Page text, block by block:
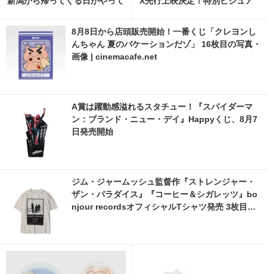
像 | cinemacafe.net
8月8日から店頭販売開始！一番くじ「クレヨンし
んちゃん 夏のバケーションだゾ」 16枚目の写真・
画像 | cinemacafe.net
A賞は躍動感溢れるスタチュー！『スパイダーマ
ン：ブランド・ニュー・デイ』Happyくじ、8月7
日発売開始
ジム・ジャームッシュ監督作『ストレンジャー・
ザン・パラダイス』『コーヒー＆シガレッツ』bo
njour recordsオフィシャルTシャツ発売 3枚目の